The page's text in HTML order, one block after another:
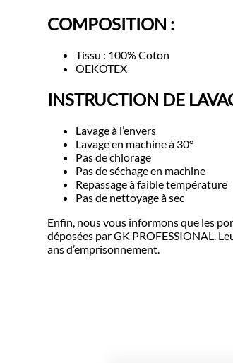
COMPOSITION :
Tissu : 100% Coton
OEKOTEX
INSTRUCTION DE
Lavage à l’envers
Lavage en machine à 30°
Pas de chlorage
Pas de séchage en machine
Repassage à faible température
Pas de nettoyage à sec
Enfin, nous vous informons que les
déposées par GK PROFESSIONAL.
ans d’emprisonnement.